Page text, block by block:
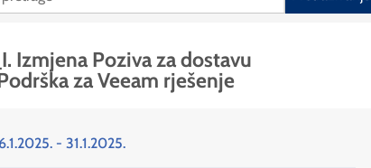
Izmjena Poziva za dostavu
za Veeam rješenje
- 31.1.2025.